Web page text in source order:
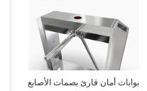
بوابات أمان قارئ بصمات الأصابع